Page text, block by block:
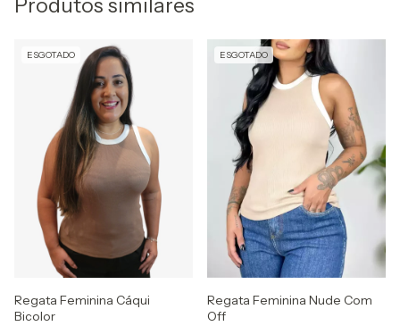
Produtos similares
ESGOTADO
Regata Feminina Cáqui
Bicolor
ESGOTADO
Regata Feminina Nude Com
Off